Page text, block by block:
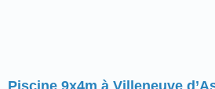
Piscine 9x4m à Villeneuve